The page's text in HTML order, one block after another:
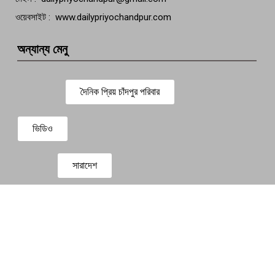
ওয়েবসাইট : www.dailypriyochandpur.com
অন্যান্য মেনু
দৈনিক প্রিয় চাঁদপুর পরিবার
ভিডিও
সারাদেশ